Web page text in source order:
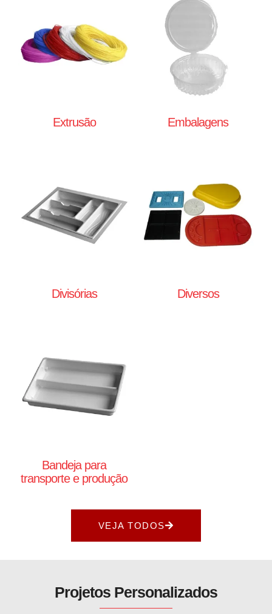
Extrusão Embalagens
Divisórias Diversos
Bandeja para
transporte e produção
VEJA TODOS
Projetos Personalizados